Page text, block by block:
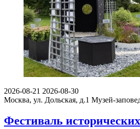
2026-08-21 2026-08-30
Москва, ул. Дольская, д.1 Музей-
Фестиваль